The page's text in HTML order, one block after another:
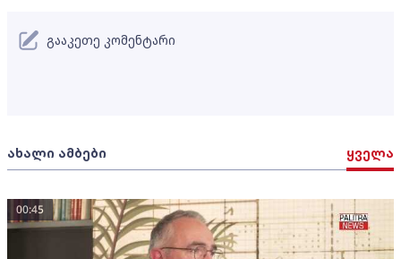
ახალი ამბები ყველა
00:45
გააკეთე კომენტარი